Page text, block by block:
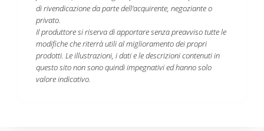
di rivendicazione da parte dell'acquirente, negoziante o
privato.
Il produttore si riserva di apportare senza preavviso tutte le
modifiche che riterrà utili al miglioramento dei propri
prodotti. Le illustrazioni, i dati e le descrizioni contenuti in
questo sito non sono quindi impegnativi ed hanno solo
valore indicativo.